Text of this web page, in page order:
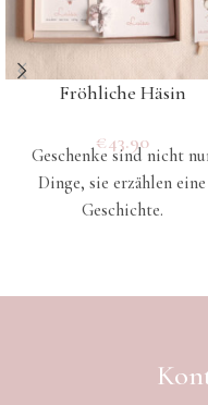
Fröhliche Häsin
€43.90
Geschenke sind nicht
Dinge, sie erzählen eine
Geschichte.